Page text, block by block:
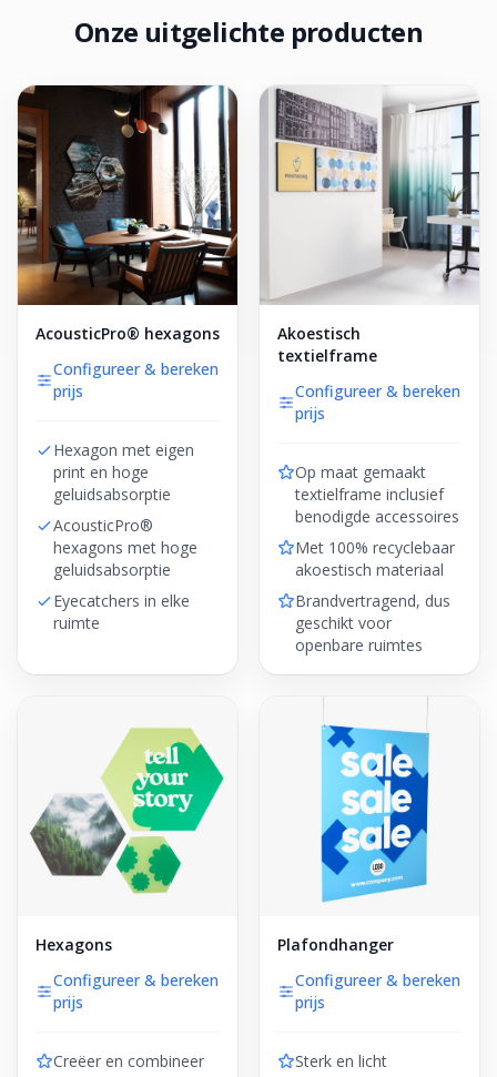
Onze uitgelichte producten
AcousticPro® hexagons
Configureer & bereken
prijs
Hexagon met eigen
print en hoge
geluidsabsorptie
AcousticPro®
hexagons met hoge
geluidsabsorptie
Eyecatchers in elke
ruimte
Akoestisch
textielframe
Configureer & bereken
prijs
Op maat gemaakt
textielframe inclusief
benodigde accessoires
Met 100% recyclebaar
akoestisch materiaal
Brandvertragend, dus
geschikt voor
openbare ruimtes
Hexagons
Configureer & bereken
prijs
Creëer en combineer
Plafondhanger
Configureer & bereken
prijs
Sterk en licht